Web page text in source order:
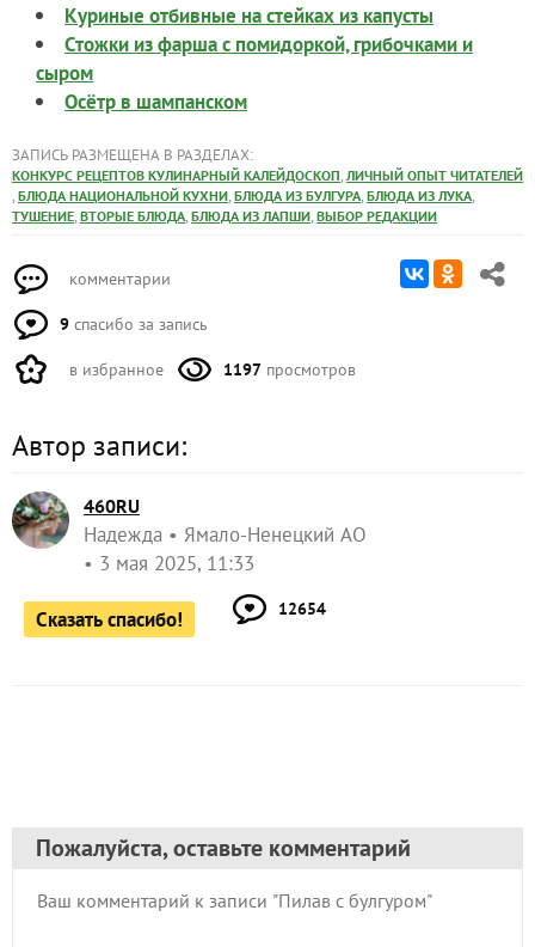
Куриные отбивные на стейках из капусты
Стожки из фарша с помидоркой, грибочками и
сыром
Осётр в шампанском
ЗАПИСЬ РАЗМЕЩЕНА В РАЗДЕЛАХ:
КОНКУРС РЕЦЕПТОВ КУЛИНАРНЫЙ КАЛЕЙДОСКОП, ЛИЧНЫЙ ОПЫТ ЧИТАТЕЛЕЙ
, БЛЮДА НАЦИОНАЛЬНОЙ КУХНИ, БЛЮДА ИЗ БУЛГУРА, БЛЮДА ИЗ ЛУКА,
ТУШЕНИЕ, ВТОРЫЕ БЛЮДА, БЛЮДА ИЗ ЛАПШИ, ВЫБОР РЕДАКЦИИ
комментарии
9 спасибо за запись
в избранное 1197 просмотров
Автор записи:
460RU
Надежда
Ямало-Ненецкий АО
3 мая 2025, 11:33
Сказать спасибо! 12654
Пожалуйста, оставьте комментарий